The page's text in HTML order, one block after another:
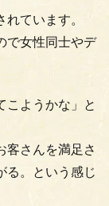
ています。
で女性同士やデ
こようかな」と
客さんを満足さ
る。という感じ